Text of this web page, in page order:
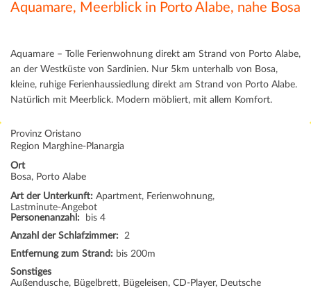
Aquamare, Meerblick in Porto Alabe, nahe Bosa
Aquamare – Tolle Ferienwohnung direkt am Strand von Porto Alabe,
an der Westküste von Sardinien. Nur 5km unterhalb von Bosa,
kleine, ruhige Ferienhaussiedlung direkt am Strand von Porto Alabe.
Natürlich mit Meerblick. Modern möbliert, mit allem Komfort.
Provinz Oristano
Region Marghine-Planargia
Ort
Bosa, Porto Alabe
Art der Unterkunft: Apartment, Ferienwohnung,
Lastminute-Angebot
Personenanzahl:
bis 4
Anzahl der Schlafzimmer:
2
Entfernung zum Strand: bis 200m
Sonstiges
Außendusche, Bügelbrett, Bügeleisen, CD-Player, Deutsche